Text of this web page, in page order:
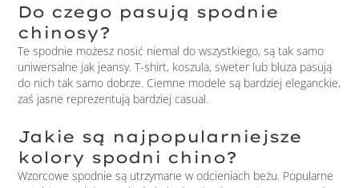
Do czego pasują spodnie
chinosy?
Te spodnie możesz nosić niemal do wszystkiego, są tak samo
uniwersalne jak jeansy. T-shirt, koszula, sweter lub bluza pasują
do nich tak samo dobrze. Ciemne modele są bardziej eleganckie,
zaś jasne reprezentują bardziej casual.
Jakie są najpopularniejsze
kolory spodni chino?
Wzorcowe spodnie są utrzymane w odcieniach beżu. Popularne